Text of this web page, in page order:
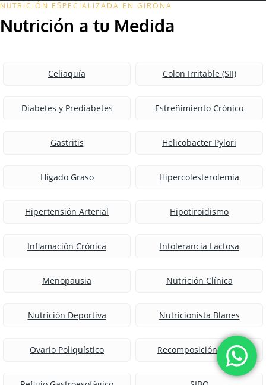
NUTRICIÓN ESPECIALIZADA EN GIRONA
Nutrición a tu Medida
Celiaquía Colon Irritable (SII)
Diabetes y Prediabetes Estreñimiento Crónico
Gastritis Helicobacter Pylori
Hígado Graso Hipercolesterolemia
Hipertensión Arterial Hipotiroidismo
Inflamación Crónica Intolerancia Lactosa
Menopausia Nutrición Clínica
Nutrición Deportiva Nutricionista Blanes
Ovario Poliquístico Recomposición Corp.